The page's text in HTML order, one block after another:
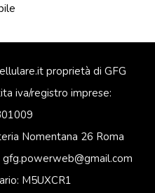
proprietà di GFG
iva/registro imprese:
Nomentana 26 Roma
gfg.powerweb@gmail.com
M5UXCR1